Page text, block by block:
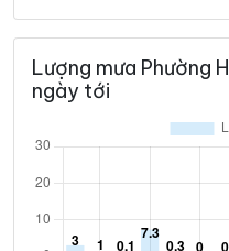
Lượng mưa Phường
ngày tới